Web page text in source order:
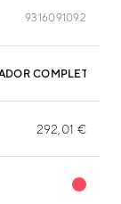
9316091092
COMPLETO
292,01 €